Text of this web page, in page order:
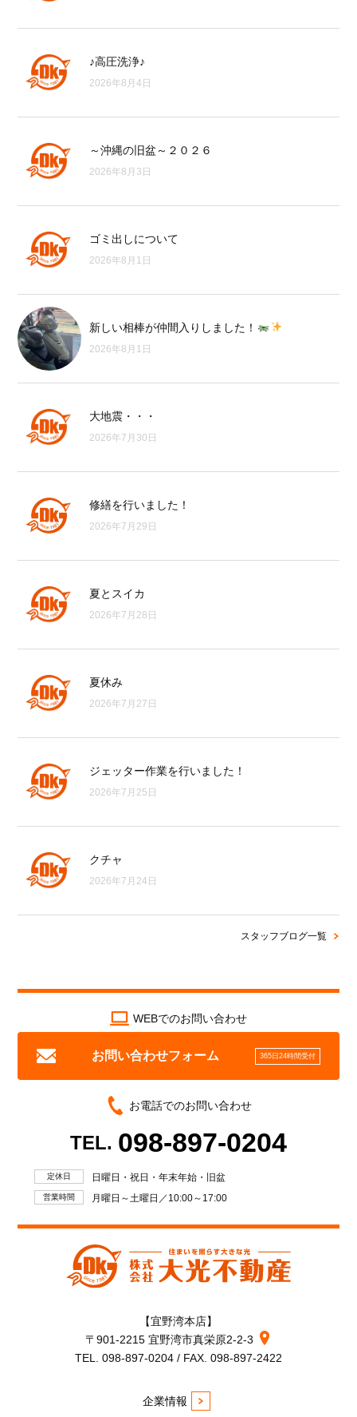
♪高圧洗浄♪
2026年8月4日
～沖縄の旧盆～２０２６
2026年8月3日
ゴミ出しについて
2026年8月1日
新しい相棒が仲間入りしました！
2026年8月1日
大地震・・・
2026年7月30日
修繕を行いました！
2026年7月29日
夏とスイカ
2026年7月28日
夏休み
2026年7月27日
ジェッター作業を行いました！
2026年7月25日
クチャ
2026年7月24日
スタッフブログ一覧
WEBでのお問い合わせ
お問い合わせフォーム 365日24時間受付
お電話でのお問い合わせ
TEL. 098-897-0204
定休日 日曜日・祝日・年末年始・旧盆
営業時間 月曜日～土曜日／10:00～17:00
【宜野湾本店】
〒901-2215 宜野湾市真栄原2-2-3
TEL. 098-897-0204 / FAX. 098-897-2422
企業情報